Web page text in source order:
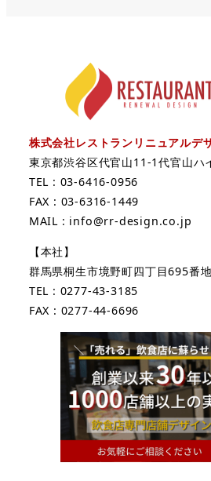
株式会社レストランリニュアルデ
東京都渋谷区代官山11-1代官山ハ
TEL : 03-6416-0956
FAX : 03-6316-1449
MAIL : info@rr-design.co.jp
【本社】
群馬県桐生市境野町四丁目695番
TEL : 0277-43-3185
FAX : 0277-44-6696